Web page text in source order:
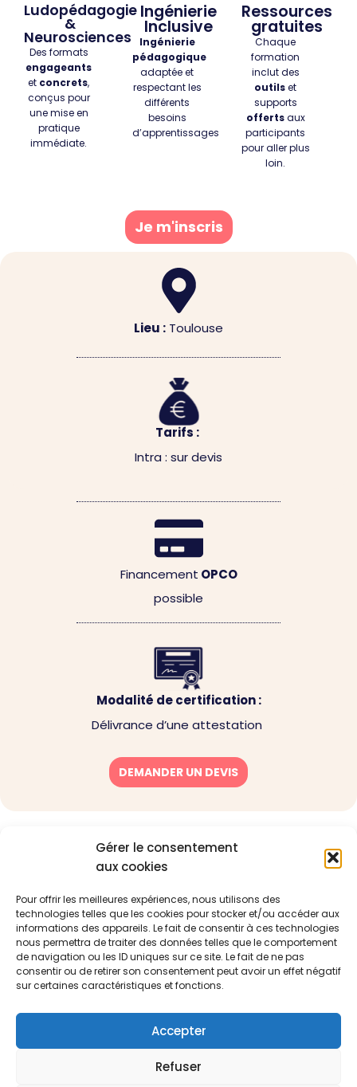
Gérer le consentement
aux cookies
Pour offrir les meilleures expériences, nous utilisons des
technologies telles que les cookies pour stocker et/ou accéder aux
informations des appareils. Le fait de consentir à ces technologies
nous permettra de traiter des données telles que le comportement
de navigation ou les ID uniques sur ce site. Le fait de ne pas
consentir ou de retirer son consentement peut avoir un effet négatif
sur certaines caractéristiques et fonctions.
Accepter
Refuser
Ludopédagogie
&
Neurosciences
Des formats
engageants
et concrets,
conçus pour
une mise en
pratique
immédiate.
Ingénierie
Inclusive
Ingénierie
pédagogique
adaptéeet
respectant les
différents
besoins
d’apprentissages
Ressources
gratuites
Chaque
formation
inclut des
outilset
supports
offertsaux
participants
pour aller plus
loin.
Je m'inscris
Lieu : Toulouse
Tarifs :
Intra : sur devis
Financement OPCO
possible
Modalité de certification :
Délivrance d’une attestation
DEMANDER UN DEVIS
Notre mission :
optimiser votre
environnement
professionnel
pour renforcer
les
et la valeur de
0582959773
À propos de
nous
Blog
Ressources
Contact
Management
& soft skills
Qualité
CSE